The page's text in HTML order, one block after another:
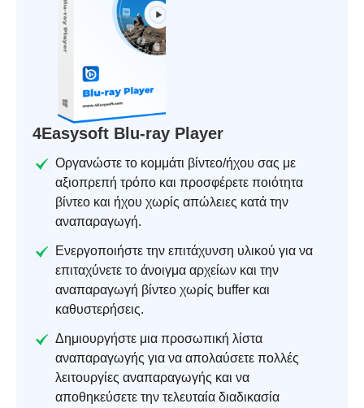
4Easysoft Blu-ray Player
Οργανώστε το κομμάτι βίντεο/ήχου σας με
αξιοπρεπή τρόπο και προσφέρετε ποιότητα
βίντεο και ήχου χωρίς απώλειες κατά την
αναπαραγωγή.
Ενεργοποιήστε την επιτάχυνση υλικού για να
επιταχύνετε το άνοιγμα αρχείων και την
αναπαραγωγή βίντεο χωρίς buffer και
καθυστερήσεις.
Δημιουργήστε μια προσωπική λίστα
αναπαραγωγής για να απολαύσετε πολλές
λειτουργίες αναπαραγωγής και να
αποθηκεύσετε την τελευταία διαδικασία